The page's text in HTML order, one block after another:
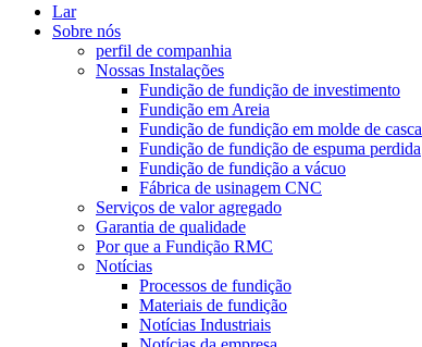
Lar
Sobre nós
perfil de companhia
Nossas Instalações
Fundição de fundição de investimento
Fundição em Areia
Fundição de fundição em molde de casca
Fundição de fundição de espuma perdida
Fundição de fundição a vácuo
Fábrica de usinagem CNC
Serviços de valor agregado
Garantia de qualidade
Por que a Fundição RMC
Notícias
Processos de fundição
Materiais de fundição
Notícias Industriais